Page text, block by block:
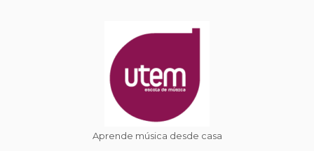
Aprende música desde casa